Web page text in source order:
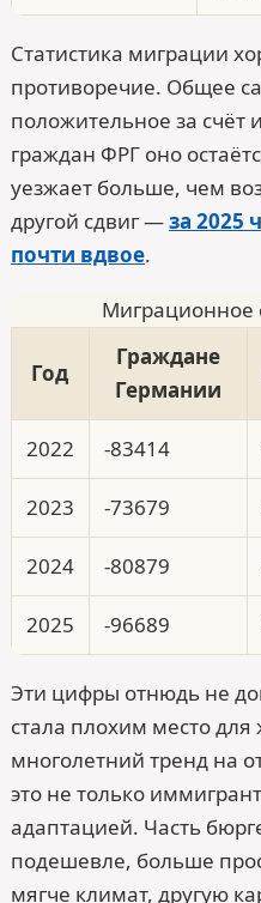
Статистика миграции
противоречие. Общее
положительное за счёт
граждан ФРГ оно
уезжает больше, чем
другой сдвиг —за 2025
почти вдвое.
Миграционное
Год
Граждане
Германии
2022 -83414
2023 -73679
2024 -80879
2025 -96689
Эти цифры отнюдь не
стала плохим место
многолетний тренд на
это не только
адаптацией. Часть
подешевле, больше
мягче климат, другую